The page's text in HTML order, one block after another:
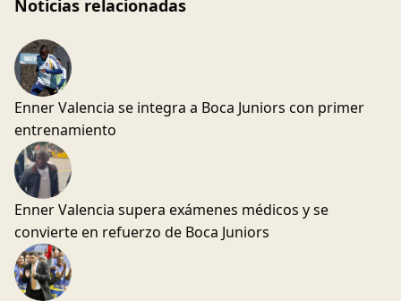
Noticias relacionadas
Enner Valencia se integra a Boca Juniors con primer
entrenamiento
Enner Valencia supera exámenes médicos y se
convierte en refuerzo de Boca Juniors